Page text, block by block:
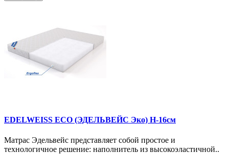
EDELWEISS ECO (ЭДЕЛЬВЕЙС Эко) H-16см
Матрас Эдельвейс представляет собой простое и
технологичное решение: наполнитель из высокоэластичной..